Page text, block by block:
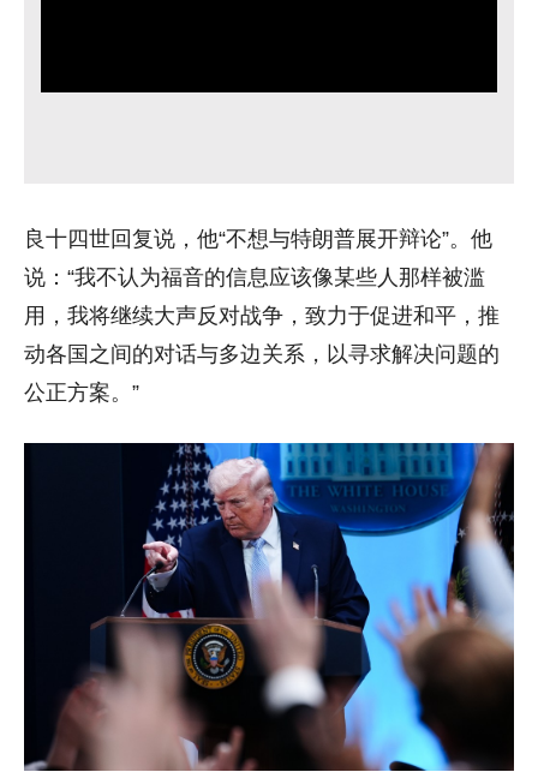
良十四世回复说，他“不想与特朗普展开辩论”。他
说：“我不认为福音的信息应该像某些人那样被滥
用，我将继续大声反对战争，致力于促进和平，推
动各国之间的对话与多边关系，以寻求解决问题的
公正方案。”